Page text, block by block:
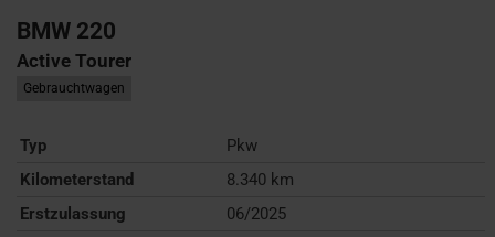
BMW 220
Active Tourer
Gebrauchtwagen
Typ
Pkw
Kilometerstand
8.340 km
Erstzulassung
06/2025